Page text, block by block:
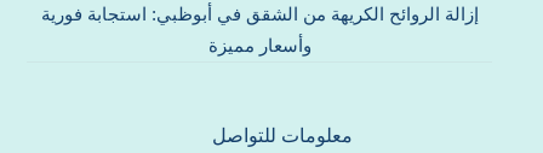
إزالة الروائح الكريهة من الشقق في أبوظبي: استجابة فورية
وأسعار مميزة
معلومات للتواصل